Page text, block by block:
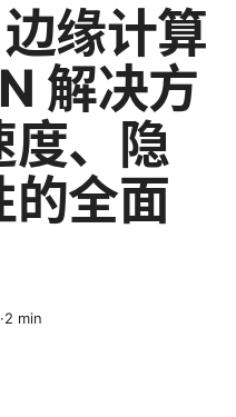
缘计算
解决方
度、隐
的全面
·2 min